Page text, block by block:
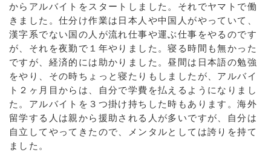
からアルバイトをスタートしました。それでヤマトで働
きました。仕分け作業は日本人や中国人がやっていて、
漢字系でない国の人が流れ仕事や運ぶ仕事をやるのです
が、それを夜勤で１年やりました。寝る時間も無かった
ですが、経済的には助かりました。昼間は日本語の勉強
をやり、その時ちょっと寝たりもしましたが、アルバイ
ト２ヶ月目からは、自分で学費を払えるようになりまし
た。アルバイトを３つ掛け持ちした時もあります。海外
留学する人は親から援助される人が多いですが、自分は
自立してやってきたので、メンタルとしては誇りを持て
ました。